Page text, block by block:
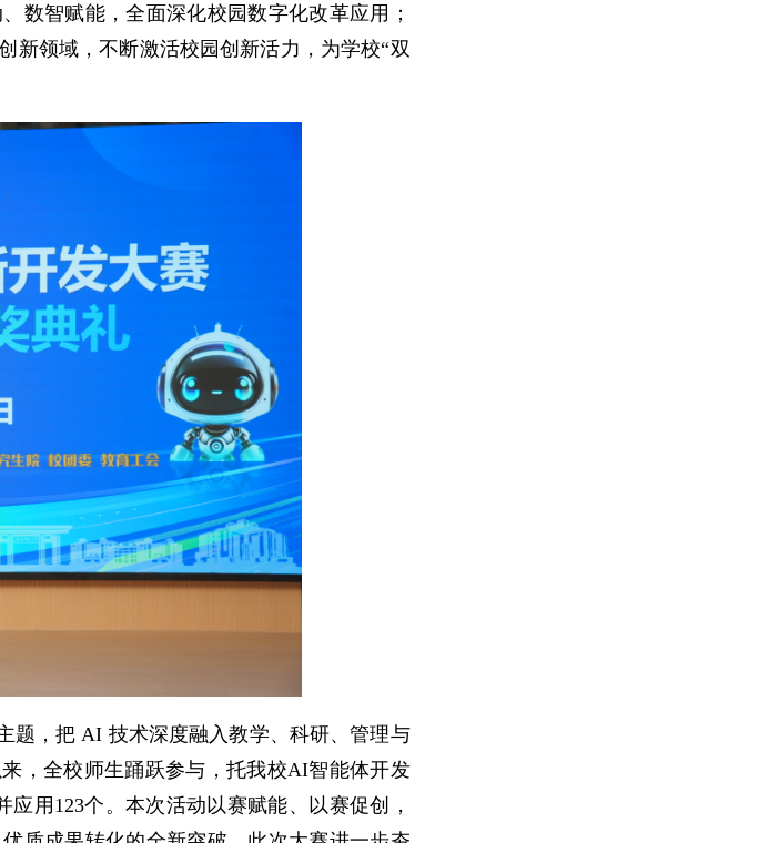
数智赋能，全面深化校园数字化改革应用；
新领域，不断激活校园创新活力，为学校“双
题，把 AI 技术深度融入教学、科研、管理与
，全校师生踊跃参与，托我校AI智能体开发
用123个。本次活动以赛赋能、以赛促创，